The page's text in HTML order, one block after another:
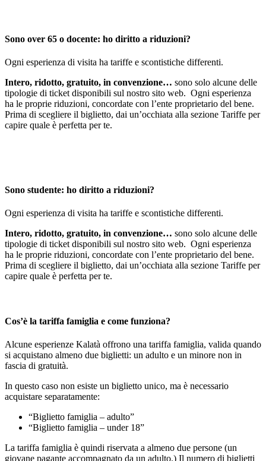
Sono over 65 o docente: ho diritto a riduzioni?
Ogni esperienza di visita ha tariffe e scontistiche differenti.
Intero, ridotto, gratuito, in convenzione… sono solo alcune delle
tipologie di ticket disponibili sul nostro sito web. Ogni esperienza
ha le proprie riduzioni, concordate con l’ente proprietario del bene.
Prima di scegliere il biglietto, dai un’occhiata alla sezione Tariffe per
capire quale è perfetta per te.
Sono studente: ho diritto a riduzioni?
Ogni esperienza di visita ha tariffe e scontistiche differenti.
Intero, ridotto, gratuito, in convenzione… sono solo alcune delle
tipologie di ticket disponibili sul nostro sito web. Ogni esperienza
ha le proprie riduzioni, concordate con l’ente proprietario del bene.
Prima di scegliere il biglietto, dai un’occhiata alla sezione Tariffe per
capire quale è perfetta per te.
Cos’è la tariffa famiglia e come funziona?
Alcune esperienze Kalatà offrono una tariffa famiglia, valida quando
si acquistano almeno due biglietti: un adulto e un minore non in
fascia di gratuità.
In questo caso non esiste un biglietto unico, ma è necessario
acquistare separatamente:
“Biglietto famiglia – adulto”
“Biglietto famiglia – under 18”
La tariffa famiglia è quindi riservata a almeno due persone (un
giovane pagante accompagnato da un adulto.) Il numero di biglietti